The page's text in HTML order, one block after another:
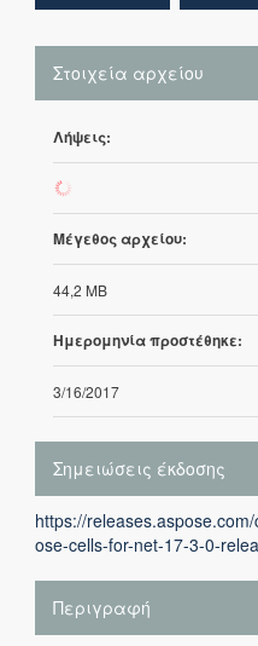
Στοιχεία αρχείου
Λήψεις:
312
Μέγεθος αρχείου:
44,2 MB
Ημερομηνία προστέθηκε:
3/16/2017
Σημειώσεις έκδοσης
https://
ose-cells-for-net-17-3-0-
Περιγραφή